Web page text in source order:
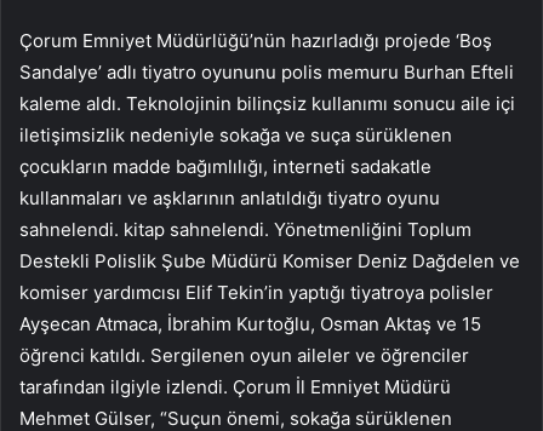
Çorum Emniyet Müdürlüğü’nün hazırladığı projede ‘Boş
Sandalye’ adlı tiyatro oyununu polis memuru Burhan Efteli
kaleme aldı. Teknolojinin bilinçsiz kullanımı sonucu aile içi
iletişimsizlik nedeniyle sokağa ve suça sürüklenen
çocukların madde bağımlılığı, interneti sadakatle
kullanmaları ve aşklarının anlatıldığı tiyatro oyunu
sahnelendi. kitap sahnelendi. Yönetmenliğini Toplum
Destekli Polislik Şube Müdürü Komiser Deniz Dağdelen ve
komiser yardımcısı Elif Tekin’in yaptığı tiyatroya polisler
Ayşecan Atmaca, İbrahim Kurtoğlu, Osman Aktaş ve 15
öğrenci katıldı. Sergilenen oyun aileler ve öğrenciler
tarafından ilgiyle izlendi. Çorum İl Emniyet Müdürü
Mehmet Gülser, “Suçun önemi, sokağa sürüklenen